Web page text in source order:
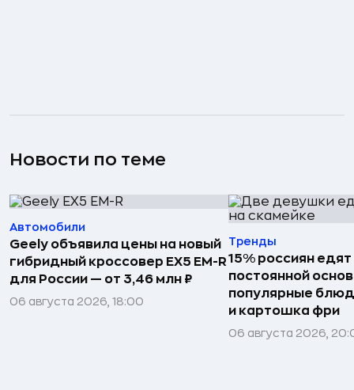
Новости по теме
Автомобили
Geely объявила цены на новый
гибридный кроссовер EX5 EM-R
для России — от 3,46 млн ₽
06 августа 2026, 18:00
Тренды
15% россиян
постоянной
популярные
и картошка фри
06 августа 2026,